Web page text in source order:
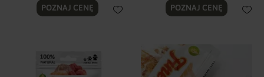
POZNAJ CENĘ POZNAJ CENĘ